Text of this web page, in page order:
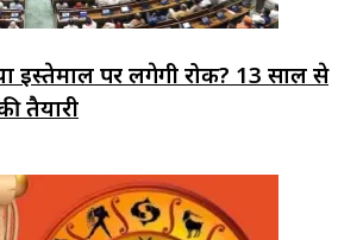
इस्तेमाल पर लगेगी रोक? 13 साल से
तैयारी